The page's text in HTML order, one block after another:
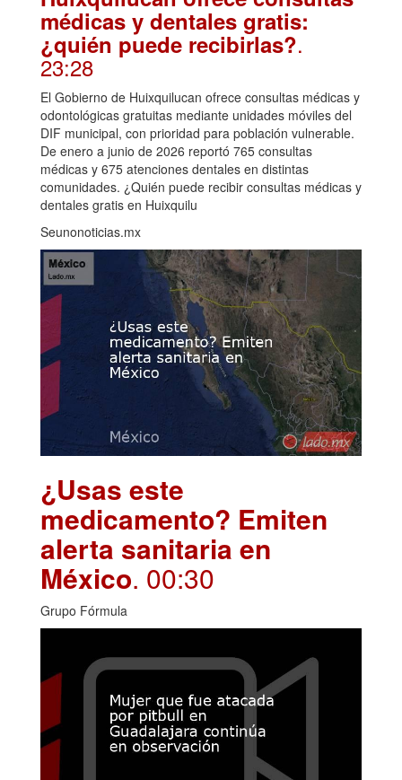
médicas y dentales gratis:
¿quién puede recibirlas?.
23:28
El Gobierno de Huixquilucan ofrece consultas médicas y
odontológicas gratuitas mediante unidades móviles del
DIF municipal, con prioridad para población vulnerable.
De enero a junio de 2026 reportó 765 consultas
médicas y 675 atenciones dentales en distintas
comunidades. ¿Quién puede recibir consultas médicas y
dentales gratis en Huixquilu
Seunonoticias.mx
¿Usas este
medicamento? Emiten
alerta sanitaria en
México. 00:30
Grupo Fórmula